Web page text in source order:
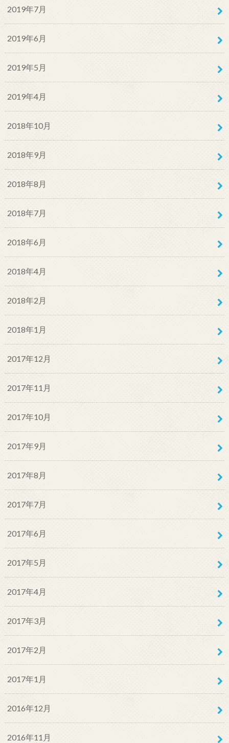
2019年7月
2019年6月
2019年5月
2019年4月
2018年10月
2018年9月
2018年8月
2018年7月
2018年6月
2018年4月
2018年2月
2018年1月
2017年12月
2017年11月
2017年10月
2017年9月
2017年8月
2017年7月
2017年6月
2017年5月
2017年4月
2017年3月
2017年2月
2017年1月
2016年12月
2016年11月